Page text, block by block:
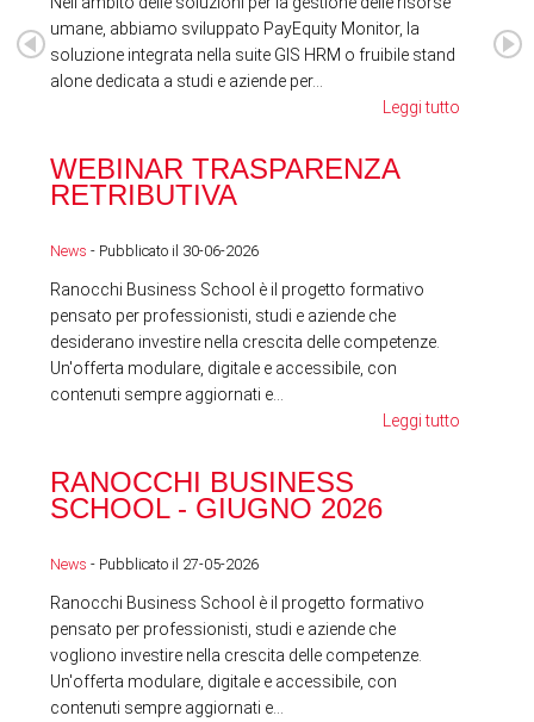
umane, abbiamo sviluppato PayEquity Monitor, la
soluzione integrata nella suite GIS HRM o fruibile stand
alone dedicata a studi e aziende per...
Leggi tutto
WEBINAR TRASPARENZA
RETRIBUTIVA
News - Pubblicato il 30-06-2026
Ranocchi Business School è il progetto formativo
pensato per professionisti, studi e aziende che
desiderano investire nella crescita delle competenze.
Un'offerta modulare, digitale e accessibile, con
contenuti sempre aggiornati e...
Leggi tutto
RANOCCHI BUSINESS
SCHOOL - GIUGNO 2026
News - Pubblicato il 27-05-2026
Ranocchi Business School è il progetto formativo
pensato per professionisti, studi e aziende che
vogliono investire nella crescita delle competenze.
Un'offerta modulare, digitale e accessibile, con
contenuti sempre aggiornati e...